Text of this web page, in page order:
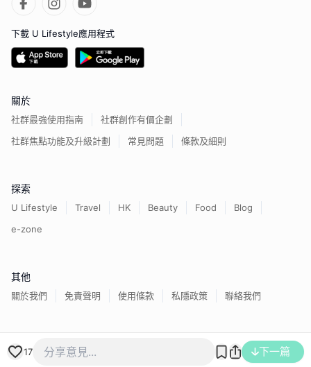
17 下一篇
下載 U Lifestyle應用程式
關於
社群最強使用指南
社群創作有價企劃
社群焦點功能及升級計劃
常見問題 條款及細則
探索
U Lifestyle Travel HK Beauty Food
Blog
e-zone
其他
關於我們 免責聲明 使用條款 私隱政策 聯絡我們
香港經濟日報版權所有©